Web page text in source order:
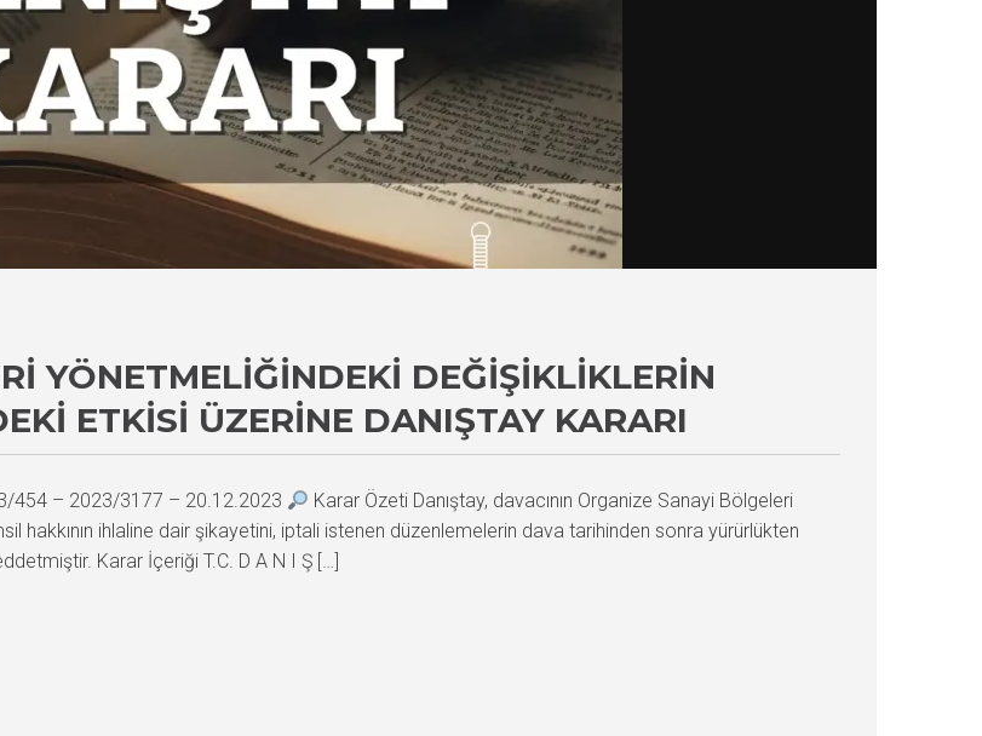
YÖNETMELIĞINDEKI DEĞIŞIKLIKLERIN
ETKISI ÜZERINE DANIŞTAY KARARI
454 – 2023/3177 – 20.12.2023
Karar Özeti Danıştay, davacının Organize Sanayi Bölgeleri
hakkının ihlaline dair şikayetini, iptali istenen düzenlemelerin dava tarihinden sonra yürürlükten
Karar İçeriği T.C. D A N I Ş […]